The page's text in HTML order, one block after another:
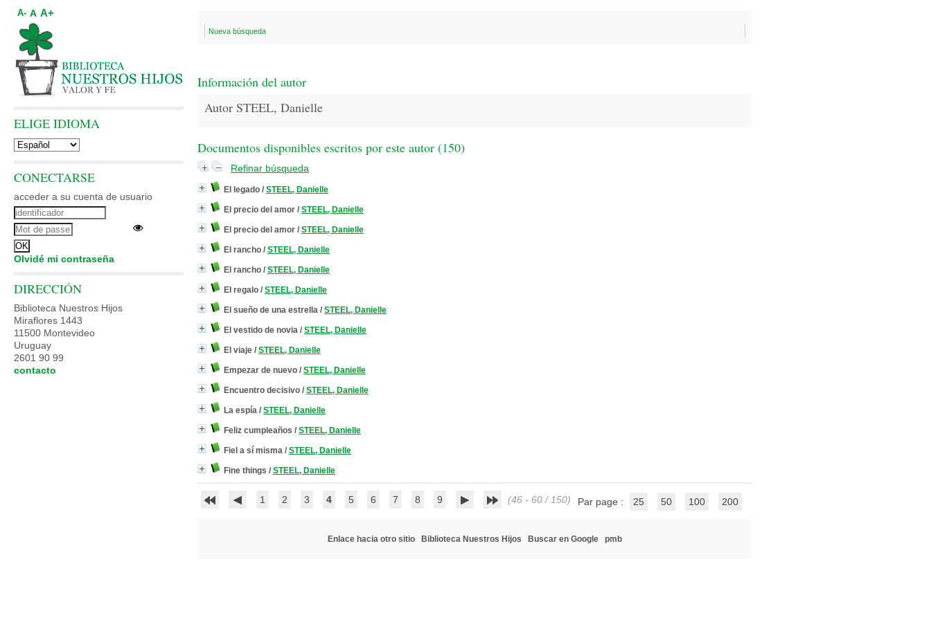
Nueva búsqueda
Información del autor
Autor STEEL, Danielle
Documentos disponibles escritos por este autor (150)
Refinar búsqueda
El legado / STEEL, Danielle
El precio del amor / STEEL, Danielle
El precio del amor / STEEL, Danielle
El rancho / STEEL, Danielle
El rancho / STEEL, Danielle
El regalo / STEEL, Danielle
El sueño de una estrella / STEEL, Danielle
El vestido de novia / STEEL, Danielle
El viaje / STEEL, Danielle
Empezar de nuevo / STEEL, Danielle
Encuentro decisivo / STEEL, Danielle
La espía / STEEL, Danielle
Feliz cumpleaños / STEEL, Danielle
Fiel a sí misma / STEEL, Danielle
Fine things / STEEL, Danielle
1 2 3 4 5 6 7 8 9 (46 - 60 / 150) Par page : 25 50 100 200
Enlace hacia otro sitio Biblioteca Nuestros Hijos Buscar en Google pmb
A- A A+
ELIGE IDIOMA
CONECTARSE
acceder a su cuenta de usuario
Olvidé mi contraseña
DIRECCIÓN
Biblioteca Nuestros Hijos
Miraflores 1443
11500 Montevideo
Uruguay
2601 90 99
contacto